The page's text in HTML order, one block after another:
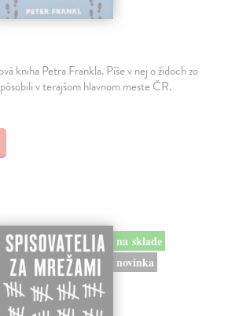
kniha Petra Frankla. Píše v nej o židoch zo
v terajšom hlavnom meste ČR.
na sklade
novinka